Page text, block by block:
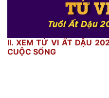
II. XEM TỬ VI ẤT DẬU
CUỘC SỐNG